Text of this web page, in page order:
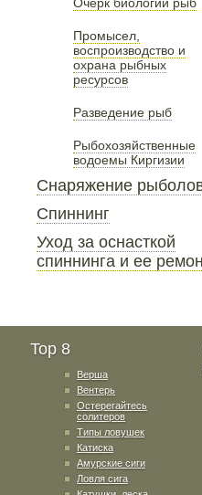
Промысел,
воспроизводство и
охрана рыбных
ресурсов
Разведение рыб
Рыбохозяйственные
водоемы Киргизии
Снаряжение
Спиннинг
Уход за оснасткой
спиннинга и ее
Top 8
Верша
Вентерь
Остерегайтесь
солитеров
Типы ловушек
Катиска
Амурские сиги
Ловля сига